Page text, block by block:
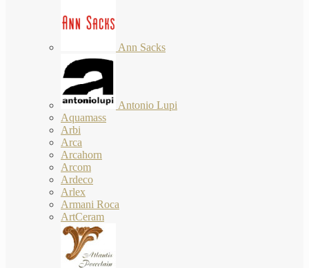
Ann Sacks
Antonio Lupi
Aquamass
Arbi
Arca
Arcahorn
Arcom
Ardeco
Arlex
Armani Roca
ArtCeram